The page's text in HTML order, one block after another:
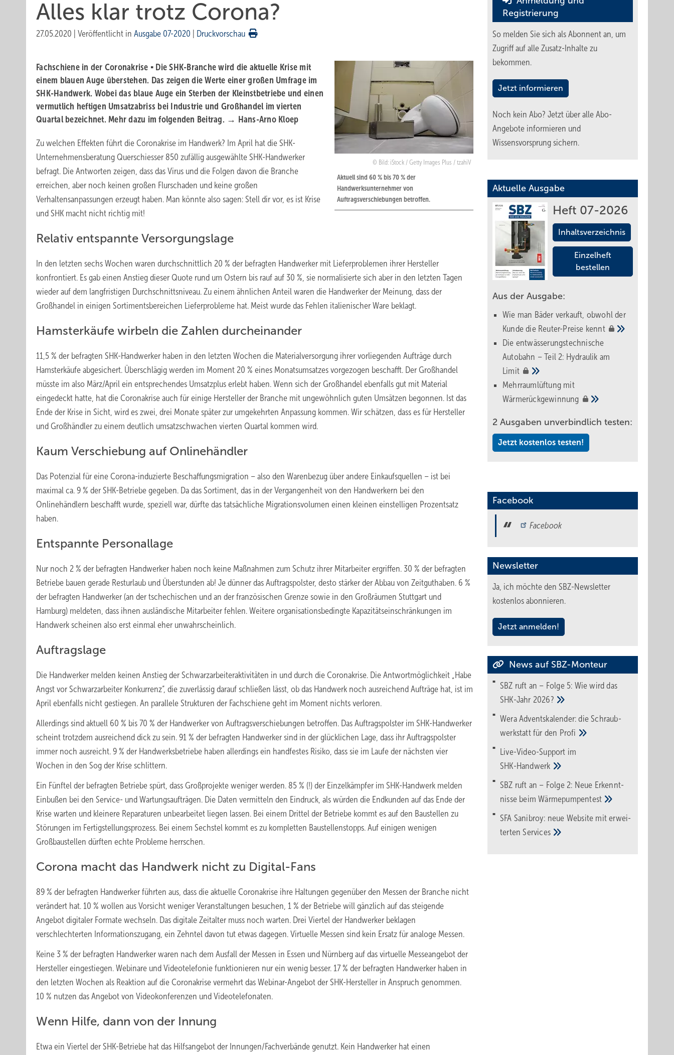
Alles klar trotz Corona?
27.05.2020 Veröffentlicht in Ausgabe 07-2020 Druckvorschau
Bild: iStock / Getty Images Plus / tzahiV
Aktuell sind 60 % bis 70 % der
Handwerksunternehmer von
Auftragsverschiebungen betroffen.
Fachschiene in der Coronakrise ▪ Die SHK-Branche wird die aktuelle Krise mit
einem blauen Auge überstehen. Das zeigen die Werte einer großen Umfrage im
SHK-Handwerk. Wobei das blaue Auge ein Sterben der Kleinstbetriebe und einen
vermutlich heftigen ­Umsatzabriss bei Industrie und Großhandel im vierten
Quartal bezeichnet. Mehr dazu im folgenden Beitrag. → Hans-Arno Kloep
Zu welchen Effekten führt die Coronakrise im Handwerk? Im April hat die SHK-
Unternehmensberatung Querschiesser 850 zufällig ausgewählte SHK-Handwerker
befragt. Die Antworten zeigen, dass das Virus und die Folgen davon die Branche
erreichen, aber noch keinen großen Flurschaden und keine großen
Verhaltensanpassungen erzeugt haben. Man könnte also sagen: Stell dir vor, es ist Krise
und SHK macht nicht richtig mit!
Relativ entspannte Versorgungslage
In den letzten sechs Wochen waren durchschnittlich 20 % der befragten Handwerker mit Lieferproblemen ihrer Hersteller
konfrontiert. Es gab einen Anstieg dieser Quote rund um Ostern bis rauf auf 30 %, sie normalisierte sich aber in den letzten Tagen
wieder auf dem langfristigen Durchschnittsniveau. Zu einem ähnlichen Anteil waren die Handwerker der Meinung, dass der
Großhandel in einigen Sortimentsbereichen Lieferprobleme hat. Meist wurde das Fehlen italienischer Ware beklagt.
Hamsterkäufe wirbeln die Zahlen durcheinander
11,5 % der befragten SHK-Handwerker haben in den letzten Wochen die Materialversorgung ihrer vorliegenden Aufträge durch
Hamsterkäufe abgesichert. Überschlägig werden im Moment 20 % eines Monatsumsatzes vorgezogen beschafft. Der Großhandel
müsste im also März/April ein entsprechendes Umsatzplus erlebt haben. Wenn sich der Großhandel ebenfalls gut mit Material
eingedeckt hatte, hat die Coronakrise auch für einige Hersteller der Branche mit ungewöhnlich guten Umsätzen begonnen. Ist das
Ende der Krise in Sicht, wird es zwei, drei Monate später zur umgekehrten Anpassung kommen. Wir schätzen, dass es für Hersteller
und Großhändler zu einem deutlich umsatzschwachen vierten Quartal kommen wird.
Kaum Verschiebung auf Onlinehändler
Das Potenzial für eine Corona-induzierte Beschaffungsmigration – also den Warenbezug über andere Einkaufsquellen – ist bei
maximal ca. 9 % der SHK-Betriebe gegeben. Da das Sortiment, das in der Vergangenheit von den Handwerkern bei den
Onlinehändlern beschafft wurde, speziell war, dürfte das tatsächliche Migrationsvolumen einen kleinen einstelligen Prozentsatz
haben.
Entspannte Personallage
Nur noch 2 % der befragten Handwerker haben noch keine Maßnahmen zum Schutz ihrer Mitarbeiter ergriffen. 30 % der befragten
Betriebe bauen gerade Resturlaub und Überstunden ab! Je dünner das Auftragspolster, desto stärker der Abbau von Zeitguthaben. 6 %
der befragten Handwerker (an der tschechischen und an der französischen Grenze sowie in den Großräumen Stuttgart und
Hamburg) meldeten, dass ihnen ausländische Mitarbeiter fehlen. Weitere organisationsbedingte Kapazitätseinschränkungen im
Handwerk scheinen also erst einmal eher unwahrscheinlich.
Auftragslage
Die Handwerker melden keinen Anstieg der Schwarzarbeiteraktivitäten in und durch die Coronakrise. Die Antwortmöglichkeit „Habe
Angst vor Schwarzarbeiter Konkurrenz“, die zuverlässig darauf schließen lässt, ob das Handwerk noch ausreichend Aufträge hat, ist im
April ebenfalls nicht gestiegen. An parallele Strukturen der Fachschiene geht im Moment nichts verloren.
Allerdings sind aktuell 60 % bis 70 % der Handwerker von Auftragsverschiebungen betroffen. Das Auftragspolster im SHK-Handwerker
scheint trotzdem ausreichend dick zu sein. 91 % der befragten Handwerker sind in der glücklichen Lage, dass ihr Auftragspolster
immer noch ausreicht. 9 % der Handwerksbetriebe haben allerdings ein handfestes Risiko, dass sie im Laufe der nächsten vier
Wochen in den Sog der Krise schlittern.
Ein Fünftel der befragten Betriebe spürt, dass Großprojekte weniger werden. 85 % (!) der Einzelkämpfer im SHK-Handwerk melden
Einbußen bei den Service- und Wartungsaufträgen. Die Daten vermitteln den Eindruck, als würden die Endkunden auf das Ende der
Krise warten und kleinere Reparaturen unbearbeitet liegen lassen. Bei einem Drittel der Betriebe kommt es auf den Baustellen zu
Störungen im Fertigstellungsprozess. Bei einem Sechstel kommt es zu kompletten Baustellenstopps. Auf einigen wenigen
Großbaustellen dürften echte Probleme herrschen.
Corona macht das Handwerk nicht zu Digital-Fans
89 % der befragten Handwerker führten aus, dass die aktuelle Coronakrise ihre Haltungen gegenüber den Messen der Branche nicht
verändert hat. 10 % wollen aus Vorsicht weniger Veranstaltungen besuchen, 1 % der Betriebe will gänzlich auf das steigende
Angebot digitaler Formate wechseln. Das digitale Zeitalter muss noch warten. Drei Viertel der Handwerker beklagen
verschlechterten Informationszugang, ein Zehntel davon tut etwas dagegen. Virtuelle Messen sind kein Ersatz für analoge Messen.
Keine 3 % der befragten Handwerker waren nach dem Ausfall der Messen in Essen und Nürnberg auf das virtuelle Messeangebot der
Hersteller eingestiegen. Webinare und Videotelefonie funktionieren nur ein wenig besser. 17 % der befragten Handwerker haben in
den letzten Wochen als Reaktion auf die Coronakrise vermehrt das Webinar-Angebot der SHK-Hersteller in Anspruch genommen.
10 % nutzen das Angebot von Videokonferenzen und Videotelefonaten.
Wenn Hilfe, dann von der Innung
Etwa ein Viertel der SHK-Betriebe hat das Hilfsangebot der Innungen/Fachverbände genutzt. Kein Handwerker hat einen
Registrierung
So melden Sie sich als Abonnent an, um
Zugriff auf alle Zusatz-Inhalte zu
bekommen.
Jetzt informieren
Noch kein Abo? Jetzt über alle Abo-
Angebote informieren und
Wissensvorsprung sichern.
Aktuelle Ausgabe
Heft 07-2026
Inhaltsverzeichnis
Einzelheft
bestellen
Aus der Ausgabe:
Wie man Bäder verkauft, obwohl der
Kunde die Reuter-Preise kennt
Die entwässerungstechnische
Autobahn – Teil 2: Hydraulik am
Limit
Mehrraumlüftung mit
Wärmerückgewinnung
2 Ausgaben unverbindlich testen:
Jetzt kostenlos testen!
Facebook
Facebook
Newsletter
Ja, ich möchte den SBZ-Newsletter
kostenlos abonnieren.
Jetzt anmelden!
News auf SBZ-Monteur
SBZ ruft an – Folge 5: Wie wird das
SHK-Jahr 2026?
Wera Adventskalender: die Schraub­
werk­statt für den Pro­fi
Live-Video-Support im
SHK-Handwerk
SBZ ruft an – Folge 2: Neue Erkennt­
nisse beimWärme­pumpen­test
SFA Sanibroy: neue Web­site mit erwei­
tertenServices